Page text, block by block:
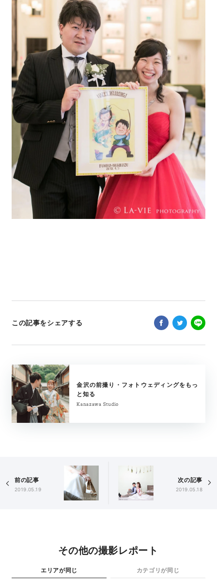
この記事をシェアする
金沢の前撮り・フォトウェディングをもっ
と知る
Kanazawa Studio
前の記事
2019.05.19
次の記事
2019.05.18
その他の撮影レポート
エリアが同じ カテゴリが同じ